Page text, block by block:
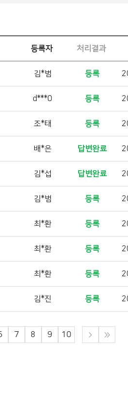
등록자 처리결과
김*범 등록
d***0 등록
조*태 등록
배*은 답변완료
김*섭 답변완료
김*범 등록
최*환 등록
최*환 등록
최*환 등록
김*진 등록
7 8 9 10